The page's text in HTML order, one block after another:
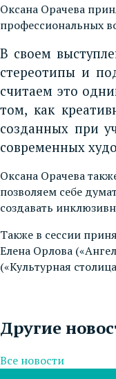
Оксана Орачева
профессиональных
В своем
стереотипы и
считаем это
том, как
созданных при
современных
Оксана Орачева
позволяем себе
создавать
Также в сессии
Елена Орлова
(«Культурная
Другие
Все новости